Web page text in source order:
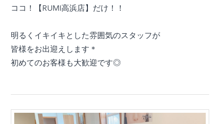
ココ！【RUMI高浜店】だけ！！
明るくイキイキとした雰囲気のスタッフが
皆様をお出迎えします＊
初めてのお客様も大歓迎です◎